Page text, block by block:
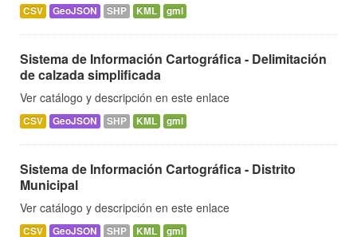
CSV GeoJSON SHP KML gml
Sistema de Información Cartográfica - Delimitación
de calzada simplificada
Ver catálogo y descripción en este enlace
CSV GeoJSON SHP KML gml
Sistema de Información Cartográfica - Distrito
Municipal
Ver catálogo y descripción en este enlace
CSV GeoJSON SHP KML gml